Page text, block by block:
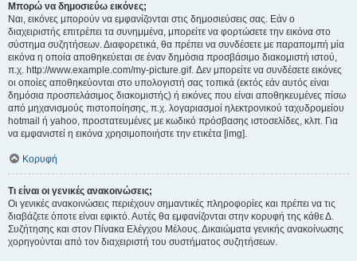
Μπορώ να δημοσιεύω εικόνες;
Ναι, εικόνες μπορούν να εμφανίζονται στις δημοσιεύσεις σας. Εάν ο
διαχειριστής επιτρέπει τα συνημμένα, μπορείτε να φορτώσετε την εικόνα στο
σύστημα συζητήσεων. Διαφορετικά, θα πρέπει να συνδέσετε με παραπομπή μία
εικόνα η οποία αποθηκεύεται σε έναν δημόσια προσβάσιμο διακομιστή ιστού,
π.χ. http://www.example.com/my-picture.gif. Δεν μπορείτε να συνδέσετε εικόνες
οι οποίες αποθηκεύονται στο υπολογιστή σας τοπικά (εκτός εάν αυτός είναι
δημόσια προσπελάσιμος διακομιστής) ή εικόνες που είναι αποθηκευμένες πίσω
από μηχανισμούς πιστοποίησης, π.χ. λογαριασμοί ηλεκτρονικού ταχυδρομείου
hotmail ή yahoo, προστατευμένες με κωδικό πρόσβασης ιστοσελίδες, κλπ. Για
να εμφανιστεί η εικόνα χρησιμοποιήστε την ετικέτα [img].
Κορυφή
Τι είναι οι γενικές ανακοινώσεις;
Οι γενικές ανακοινώσεις περιέχουν σημαντικές πληροφορίες και πρέπει να τις
διαβάζετε όποτε είναι εφικτό. Αυτές θα εμφανίζονται στην κορυφή της κάθε Δ.
Συζήτησης και στον Πίνακα Ελέγχου Μέλους. Δικαιώματα γενικής ανακοίνωσης
χορηγούνται από τον διαχειριστή του συστήματος συζητήσεων.